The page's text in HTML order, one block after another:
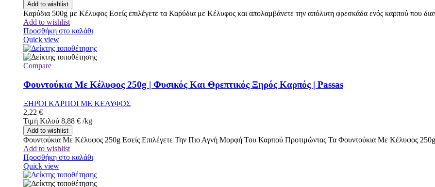
Add to wishlist
Καρύδια 500g με Κέλυφος Εσείς επιλέγετε τα Καρύδια με Κέλυφος και απολαμβάνετε την απόλυτη φρεσκάδα ενός καρπού που
Add to wishlist
Προσθήκη στο καλάθι
Quick view
Compare
Φουντούκια Με Κέλυφος 250g | Φυσικός Και Θρεπτικός Ξηρός Καρπός | Passas
ΞΗΡΟΙ ΚΑΡΠΟΙ ΜΕ ΚΕΛΥΦΟΣ
2,22 €
Τιμή Κιλού 8,88 € /kg
Add to wishlist
Φουντούκια Με Κέλυφος 250g Εσείς Επιλέγετε Την Πιο Αγνή Μορφή Του Καρπού Προτιμώντας Τα Φουντούκια Με Κέλυφος
Add to wishlist
Προσθήκη στο καλάθι
Quick view